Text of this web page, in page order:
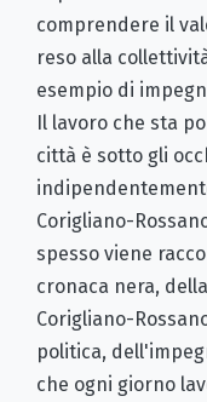
comprendere il
reso alla
esempio di
Il lavoro che sta
città è sotto gli
Corigliano-
spesso viene
cronaca nera,
Corigliano-
politica,
che ogni giorno